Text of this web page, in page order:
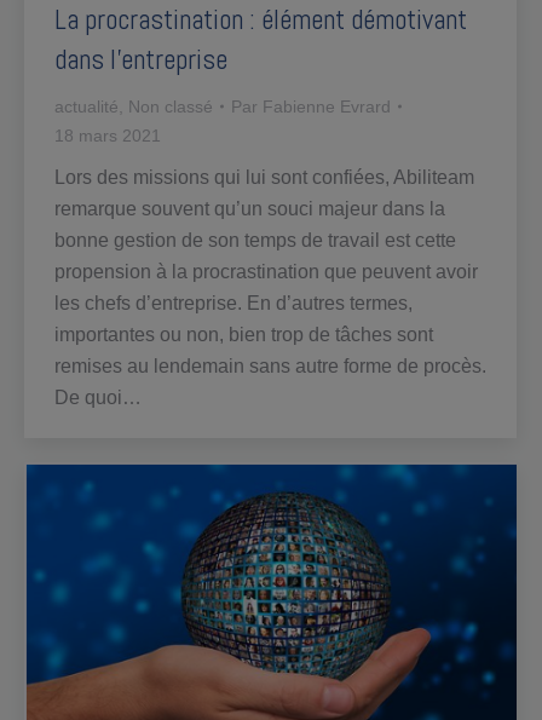
La procrastination : élément démotivant
dans l’entreprise
actualité Non classé Par Fabienne Evrard
18 mars 2021
Lors des missions qui lui sont confiées, Abiliteam
remarque souvent qu’un souci majeur dans la
bonne gestion de son temps de travail est cette
propension à la procrastination que peuvent avoir
les chefs d’entreprise. En d’autres termes,
importantes ou non, bien trop de tâches sont
remises au lendemain sans autre forme de procès.
De quoi…